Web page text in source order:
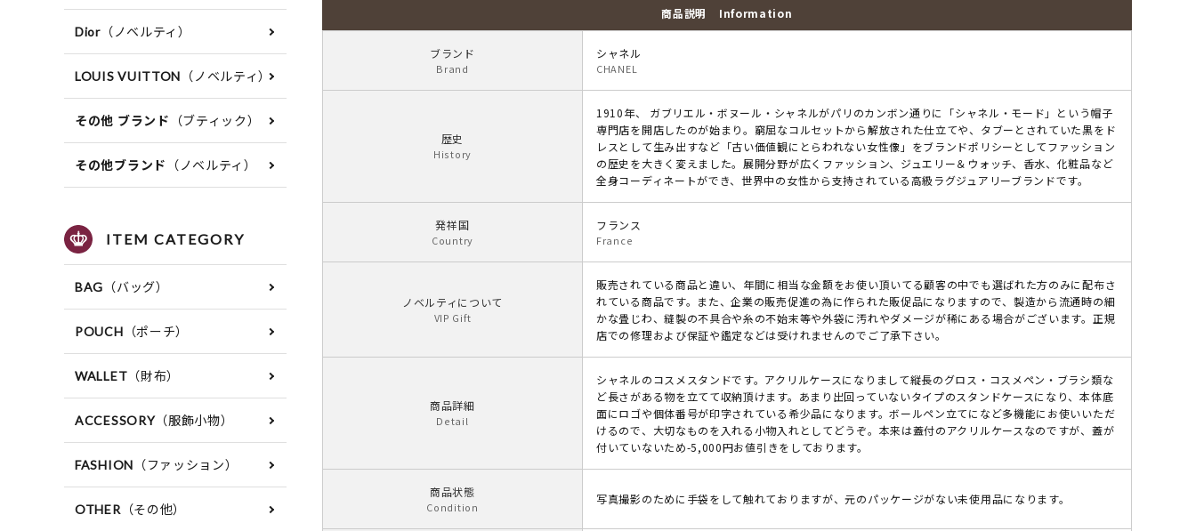
商品説明 Information
ブランド
Brand
シャネル
CHANEL
歴史
History
1910年、 ガブリエル・ボヌール・シャネルがパリのカンボン通りに「シャネル・モード」という帽子
専門店を開店したのが始まり。窮屈なコルセットから解放された仕立てや、タブーとされていた黒をド
レスとして生み出すなど「古い価値観にとらわれない女性像」をブランドポリシーとしてファッション
の歴史を大きく変えました。展開分野が広くファッション、ジュエリー＆ウォッチ、香水、化粧品など
全身コーディネートができ、世界中の女性から支持されている高級ラグジュアリーブランドです。
発祥国
Country
フランス
France
ノベルティについて
VIP Gift
販売されている商品と違い、年間に相当な金額をお使い頂いてる顧客の中でも選ばれた方のみに配布さ
れている商品です。また、企業の販売促進の為に作られた販促品になりますので、製造から流通時の細
かな畳じわ、縫製の不具合や糸の不始末等や外袋に汚れやダメージが稀にある場合がございます。正規
店での修理および保証や鑑定などは受けれませんのでご了承下さい。
商品詳細
Detail
シャネルのコスメスタンドです。アクリルケースになりまして縦長のグロス・コスメペン・ブラシ類な
ど長さがある物を立てて収納頂けます。あまり出回っていないタイプのスタンドケースになり、本体底
面にロゴや個体番号が印字されている希少品になります。ボールペン立てになど多機能にお使いいただ
けるので、大切なものを入れる小物入れとしてどうぞ。本来は蓋付のアクリルケースなのですが、蓋が
付いていないため-5,000円お値引きをしております。
商品状態
Condition
写真撮影のために手袋をして触れておりますが、元のパッケージがない未使用品になります。
Dior（ノベルティ）
LOUIS VUITTON （ノベルティ）
その他 ブランド （ブティック）
その他ブランド （ノベルティ）
ITEM CATEGORY
BAG （バッグ）
POUCH （ポーチ）
WALLET （財布）
ACCESSORY（服飾小物）
FASHION （ファッション）
OTHER（その他）